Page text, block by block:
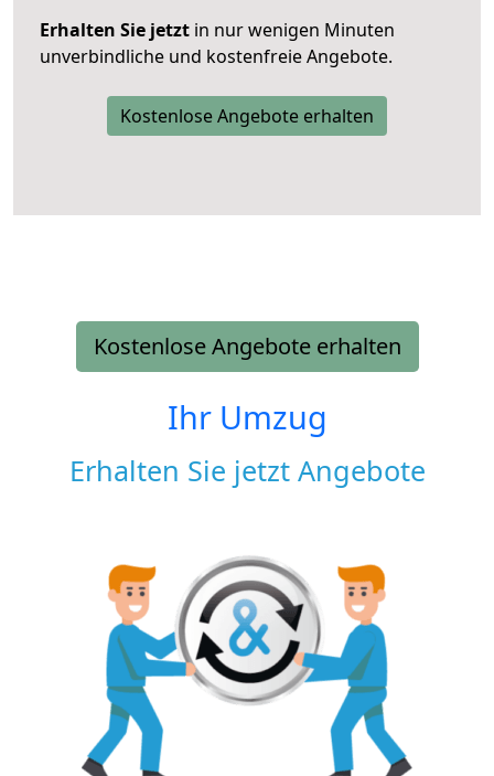
Erhalten Sie jetzt in nur wenigen Minuten
unverbindliche und kostenfreie Angebote.
Kostenlose Angebote erhalten
Kostenlose Angebote erhalten
Ihr Umzug
Erhalten Sie jetzt Angebote